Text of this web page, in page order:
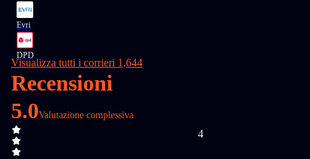
Evri
DPD
Visualizza tutti i corrieri 1,644
Recensioni
5.0Valutazione complessiva
4